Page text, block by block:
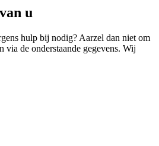
u
hulp bij nodig? Aarzel dan niet om
via de onderstaande gegevens. Wij